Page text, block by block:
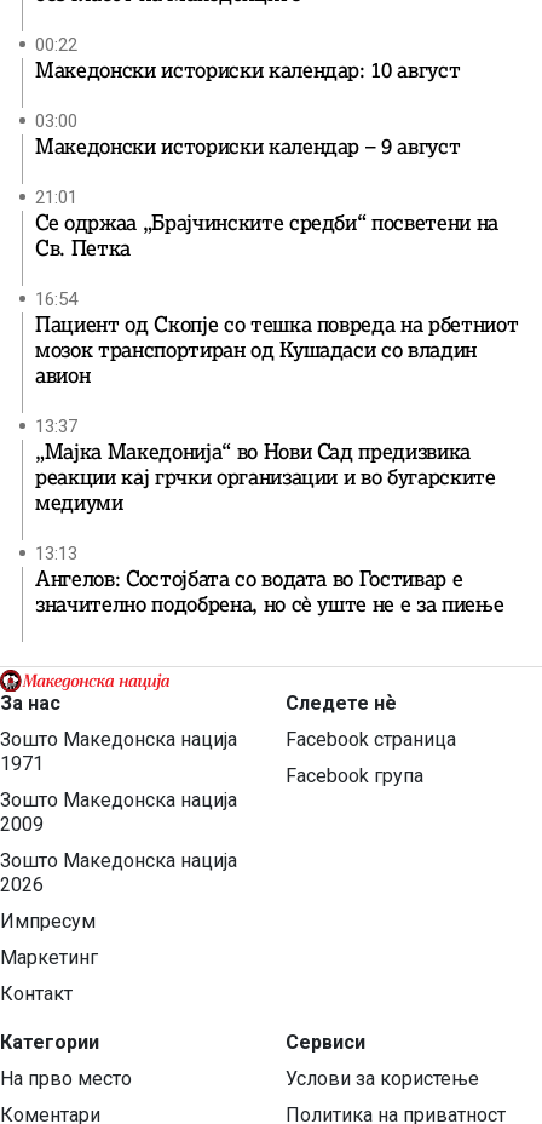
00:22
Македонски историски календар: 10 август
03:00
Македонски историски календар – 9 август
21:01
Се одржаа „Брајчинските средби“ посветени на
Св. Петка
16:54
Пациент од Скопје со тешка повреда на рбетниот
мозок транспортиран од Кушадаси со владин
авион
13:37
„Мајка Македонија“ во Нови Сад предизвика
реакции кај грчки организации и во бугарските
медиуми
13:13
Ангелов: Состојбата со водата во Гостивар е
значително подобрена, но сè уште не е за пиење
За нас
Зошто Македонска нација
1971
Зошто Македонска нација
2009
Зошто Македонска нација
2026
Импресум
Маркетинг
Контакт
Категории
На прво место
Коментари
Следете нѐ
Facebook страница
Facebook група
Сервиси
Услови за користење
Политика на приватност